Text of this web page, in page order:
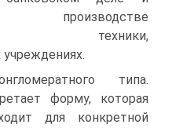
производстве
техники,
типа.
форму, которая
для конкретной